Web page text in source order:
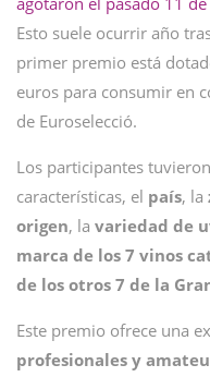
Esto suele ocurrir año
primer premio está
euros para consumir en
de Euroselecció.
Los participantes
características, el país, la
origen, la variedad de
marca de los 7 vinos
de los otros 7 de la
Este premio ofrece una
profesionales y